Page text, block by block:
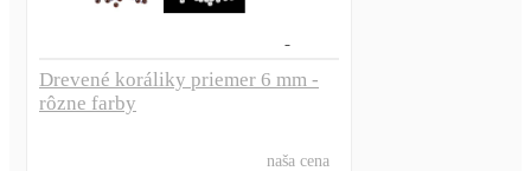
Drevené koráliky priemer 6 mm -
rôzne farby
naša cena